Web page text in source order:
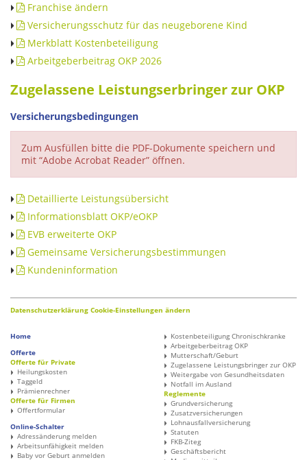
Franchise ändern
Versicherungsschutz für das neugeborene Kind
Merkblatt Kostenbeteiligung
Arbeitgeberbeitrag OKP 2026
Zugelassene Leistungserbringer zur OKP
Versicherungsbedingungen
Zum Ausfüllen bitte die PDF-Dokumente speichern und
mit “Adobe Acrobat Reader” öffnen.
Detaillierte Leistungsübersicht
Informationsblatt OKP/eOKP
EVB erweiterte OKP
Gemeinsame Versicherungsbestimmungen
Kundeninformation
Datenschutzerklärung Cookie-Einstellungen ändern
Home
Offerte
Offerte für Private
Heilungskosten
Taggeld
Prämienrechner
Offerte für Firmen
Offertformular
Online-Schalter
Adressänderung melden
Arbeitsunfähigkeit melden
Baby vor Geburt anmelden
Kostenbeteiligung Chronischkranke
Arbeitgeberbeitrag OKP
Mutterschaft/Geburt
Zugelassene Leistungsbringer zur OKP
Weitergabe von Gesundheitsdaten
Notfall im Ausland
Reglemente
Grundversicherung
Zusatzversicherungen
Lohnausfallversicherung
Statuten
FKB-Ziteg
Geschäftsbericht